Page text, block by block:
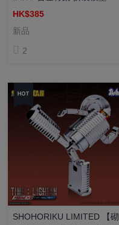
HK$385
新品
2
SHOHORIKU LIMITED 【砌